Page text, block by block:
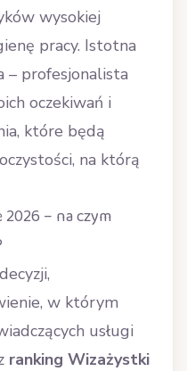
wysokiej
pracy. Istotna
– profesjonalista
oczekiwań i
które będą
na którą
2026 – na czym
w którym
usługi
ranking Wizażystki